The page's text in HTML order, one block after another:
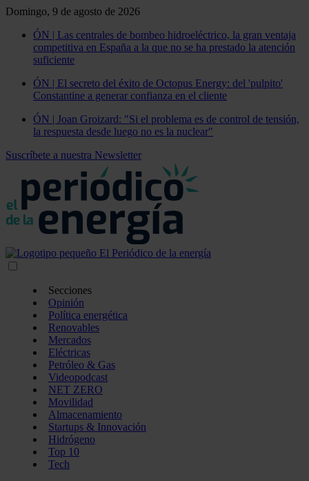
Domingo, 9 de agosto de 2026
ÓN | Las centrales de bombeo hidroeléctrico, la gran ventaja
competitiva en España a la que no se ha prestado la atención
suficiente
ÓN | El secreto del éxito de Octopus Energy: del 'pulpito'
Constantine a generar confianza en el cliente
ÓN | Joan Groizard: "Si el problema es de control de tensión,
la respuesta desde luego no es la nuclear"
Suscríbete a nuestra Newsletter
Secciones
Opinión
Política energética
Renovables
Mercados
Eléctricas
Petróleo & Gas
Videopodcast
NET ZERO
Movilidad
Almacenamiento
Startups & Innovación
Hidrógeno
Top 10
Tech